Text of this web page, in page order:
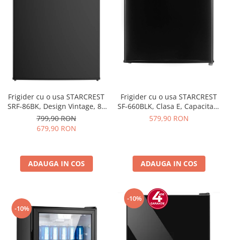
Frigider cu o usa STARCREST
SRF-86BK, Design Vintage, 85
l, Clasa E, Iluminare
interioara, H 84 cm, Negru
799,90 RON
679,90 RON
ADAUGA IN COS
Frigider cu o usa STARCREST
SF-660BLK, Clasa E, Capacitate
66 L, H 63 cm, Negru
579,90 RON
ADAUGA IN COS
-10%
-10%